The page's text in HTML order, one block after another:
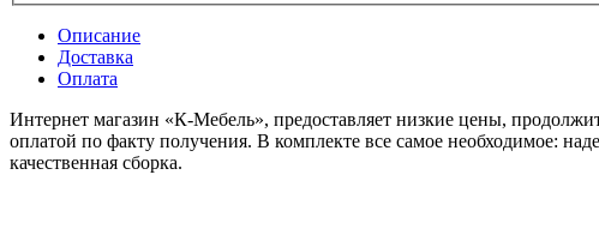
Описание
Доставка
Оплата
Интернет магазин «К-Мебель», предоставляет низкие цены,
оплатой по факту получения. В комплекте все самое необходимое:
качественная сборка.